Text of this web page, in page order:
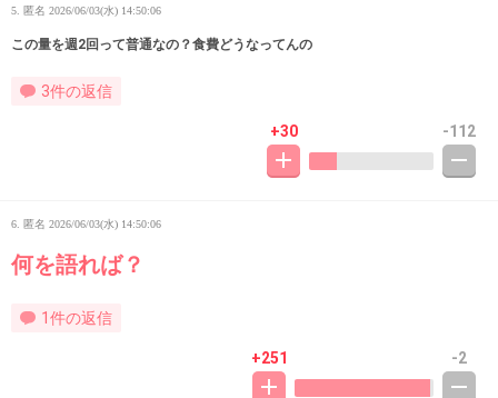
5. 匿名 2026/06/03(水) 14:50:06
この量を週2回って普通なの？食費どうなってんの
3件の返信
+30 -112
6. 匿名 2026/06/03(水) 14:50:06
何を語れば？
1件の返信
+251 -2